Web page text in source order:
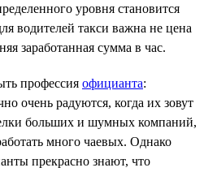
уровня становится
водителей такси важна не цена
заработанная сумма в час.
профессия официанта:
очень радуются, когда их зовут
больших и шумных компаний,
много чаевых. Однако
прекрасно знают, что